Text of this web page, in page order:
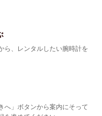
ら、レンタルしたい腕時計を
へ」ボタンから案内にそって